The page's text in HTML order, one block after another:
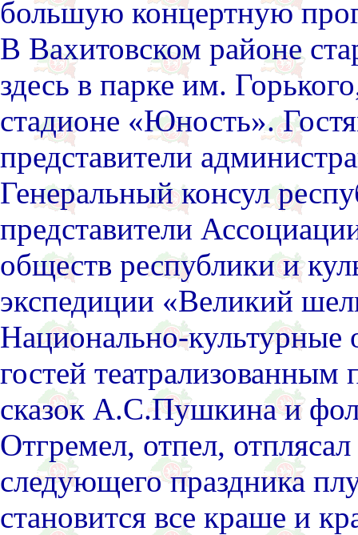
большую концертную
В Вахитовском районе
здесь в парке им.
стадионе «Юность».
представители
Генеральный консул
представители
обществ республики и
экспедиции «Великий
Национально-культурные
гостей
сказок А.С.Пушкина и
Отгремел, отпел,
следующего праздника
становится все краше и